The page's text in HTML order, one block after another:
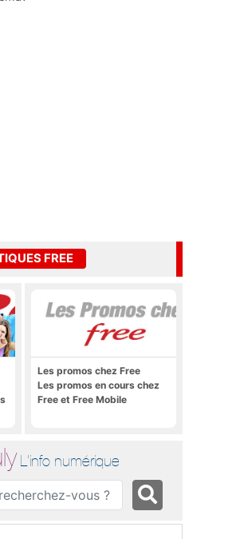
FREE
Les promos chez Free
Les promos en cours chez
Free et Free Mobile
L'info numérique